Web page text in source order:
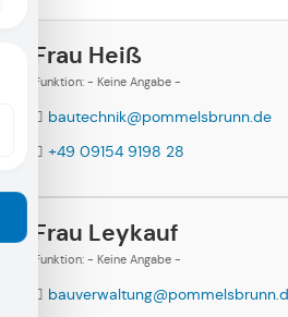
Frau Heiß
Funktion: - Keine Angabe -
bautechnik@pommelsbrunn.de
+49 09154 9198 28
Frau Leykauf
Funktion: - Keine Angabe -